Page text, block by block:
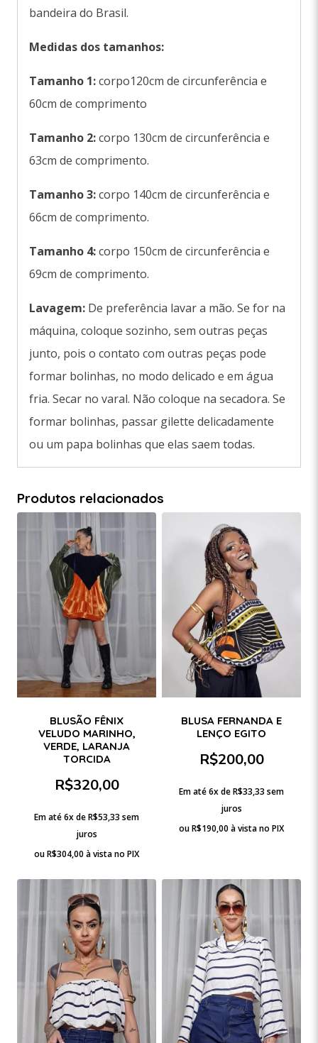
bandeira do Brasil.
Medidas dos tamanhos:
Tamanho 1:corpo120cm de circunferência e
60cm de comprimento
Tamanho 2:corpo 130cm de circunferência e
63cm de comprimento.
Tamanho 3:corpo 140cm de circunferência e
66cm de comprimento.
Tamanho 4:corpo 150cm de circunferência e
69cm de comprimento.
Lavagem: De preferência lavar a mão. Se for na
máquina, coloque sozinho, sem outras peças
junto, pois o contato com outras peças pode
formar bolinhas, no modo delicado e em água
fria. Secar no varal. Não coloque na secadora. Se
formar bolinhas, passar gilette delicadamente
ou um papa bolinhas que elas saem todas.
Produtos relacionados
BLUSÃO FÊNIX
VELUDO MARINHO,
VERDE, LARANJA
TORCIDA
R$320,00
Em até 6x deR$53,33 sem
juros
ouR$304,00 à vista no PIX
BLUSA FERNANDA E
LENÇO EGITO
R$200,00
Em até 6x deR$33,33 sem
juros
ouR$190,00 à vista no PIX